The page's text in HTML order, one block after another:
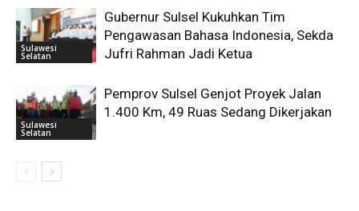
Sulawesi
Selatan
Gubernur Sulsel Kukuhkan Tim
Pengawasan Bahasa Indonesia, Sekda
Jufri Rahman Jadi Ketua
Sulawesi
Selatan
Pemprov Sulsel Genjot Proyek Jalan
1.400 Km, 49 Ruas Sedang Dikerjakan